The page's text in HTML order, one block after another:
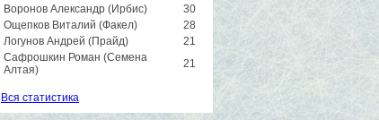
Воронов Александр (Ирбис)
30
Ощепков Виталий (Факел)
28
Логунов Андрей (Прайд)
21
Сафрошкин Роман (Семена
Алтая)
21
Вся статистика